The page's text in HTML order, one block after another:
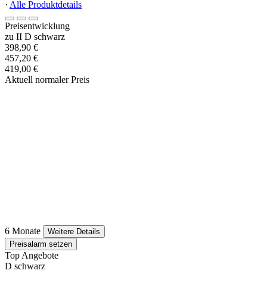
· Alle Produktdetails
Preisentwicklung
zu II D schwarz
398,90 €
457,20 €
419,00 €
Aktuell normaler Preis
6 Monate
Weitere Details
Preisalarm setzen
Top Angebote
D schwarz